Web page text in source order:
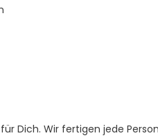
Dich. Wir fertigen jede